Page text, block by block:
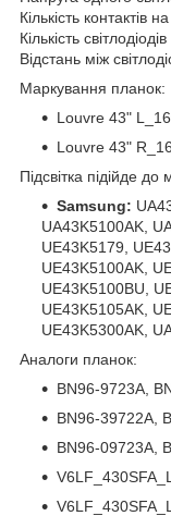
Кількість контактів
Кількість
Відстань між
Маркування планок:
Louvre 43"
Louvre 43"
Підсвітка підійде
Samsung:
UA43K5100AK,
UE43K5179,
UE43K5100AK,
UE43K5100BU,
UE43K5105AK,
UE43K5300AK,
Аналоги планок:
BN96-9723A,
BN96-39722A,
BN96-09723A,